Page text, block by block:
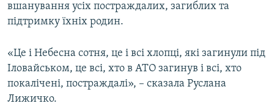
вшанування усіх постраждалих, загиблих та
підтримку їхніх родин.
«Це і Небесна сотня, це і всі хлопці, які загинули під
Іловайськом, це всі, хто в АТО загинув і всі, хто
покалічені, постраждалі», – сказала Руслана
Лижичко.